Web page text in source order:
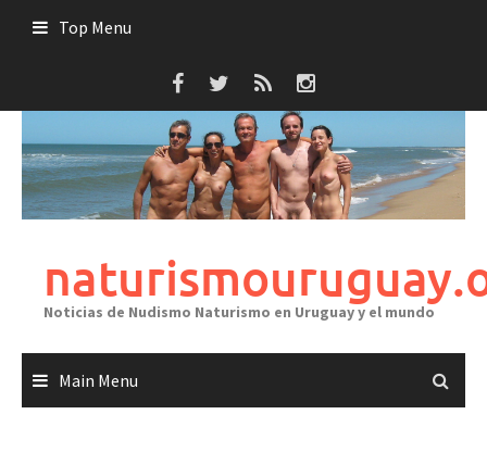
Top Menu
Noticias de Nudismo Naturismo en Uruguay y el mundo
Main Menu